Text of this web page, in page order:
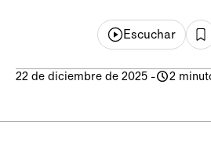
Escuchar
22 de diciembre de 2025 - 2